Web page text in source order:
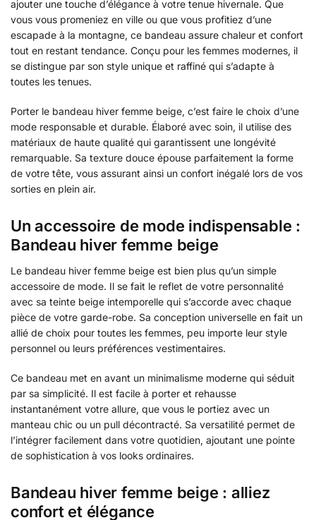
ajouter une touche d’élégance à votre tenue hivernale. Que
vous vous promeniez en ville ou que vous profitiez d’une
escapade à la montagne, ce bandeau assure chaleur et confort
tout en restant tendance. Conçu pour les femmes modernes, il
se distingue par son style unique et raffiné qui s’adapte à
toutes les tenues.
Porter le bandeau hiver femme beige, c’est faire le choix d’une
mode responsable et durable. Élaboré avec soin, il utilise des
matériaux de haute qualité qui garantissent une longévité
remarquable. Sa texture douce épouse parfaitement la forme
de votre tête, vous assurant ainsi un confort inégalé lors de vos
sorties en plein air.
Un accessoire de mode indispensable :
Bandeau hiver femme beige
Le bandeau hiver femme beige est bien plus qu’un simple
accessoire de mode. Il se fait le reflet de votre personnalité
avec sa teinte beige intemporelle qui s’accorde avec chaque
pièce de votre garde-robe. Sa conception universelle en fait un
allié de choix pour toutes les femmes, peu importe leur style
personnel ou leurs préférences vestimentaires.
Ce bandeau met en avant un minimalisme moderne qui séduit
par sa simplicité. Il est facile à porter et rehausse
instantanément votre allure, que vous le portiez avec un
manteau chic ou un pull décontracté. Sa versatilité permet de
l’intégrer facilement dans votre quotidien, ajoutant une pointe
de sophistication à vos looks ordinaires.
Bandeau hiver femme beige : alliez
confort et élégance